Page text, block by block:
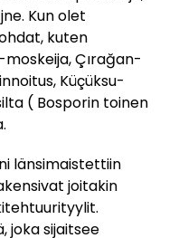
Kun olet
kuten
Çırağan-
Küçüksu-
( Bosporin toinen
länsimaistettiin
joitakin
joka sijaitsee